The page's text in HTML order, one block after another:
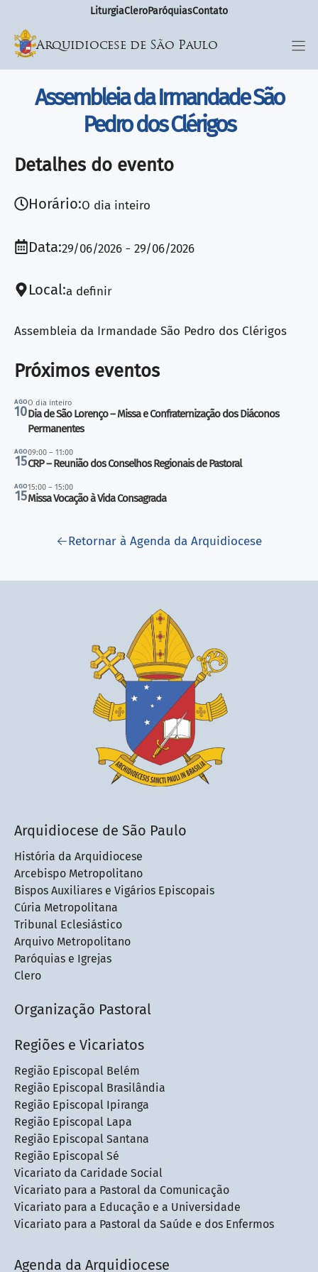
LiturgiaCleroParóquiasContato
Arquidiocese de São Paulo
Assembleia da Irmandade São
Pedro dos Clérigos
Detalhes do evento
Horário:O dia inteiro
Data:29/06/2026 29/06/2026
Local:a definir
Assembleia da Irmandade São Pedro dos Clérigos
Próximos eventos
AGO
10
O dia inteiro
Dia de São Lorenço – Missa e Confraternização dos Diáconos
Permanentes
AGO
15
09:00 – 11:00
CRP – Reunião dos Conselhos Regionais de Pastoral
AGO
15
15:00 – 15:00
Missa Vocação à Vida Consagrada
Retornar à Agenda da Arquidiocese
Arquidiocese de São Paulo
História da Arquidiocese
Arcebispo Metropolitano
Bispos Auxiliares e Vigários Episcopais
Cúria Metropolitana
Tribunal Eclesiástico
Arquivo Metropolitano
Paróquias e Igrejas
Clero
Organização Pastoral
Regiões e Vicariatos
Região Episcopal Belém
Região Episcopal Brasilândia
Região Episcopal Ipiranga
Região Episcopal Lapa
Região Episcopal Santana
Região Episcopal Sé
Vicariato da Caridade Social
Vicariato para a Pastoral da Comunicação
Vicariato para a Educação e a Universidade
Vicariato para a Pastoral da Saúde e dos Enfermos
Agenda da Arquidiocese